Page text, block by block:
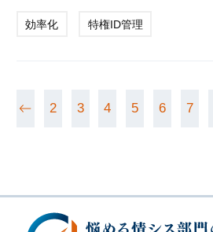
効率化 特権ID管理
2 3 4 5 6 7